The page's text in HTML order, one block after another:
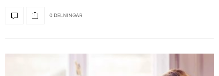
0 DELNINGAR